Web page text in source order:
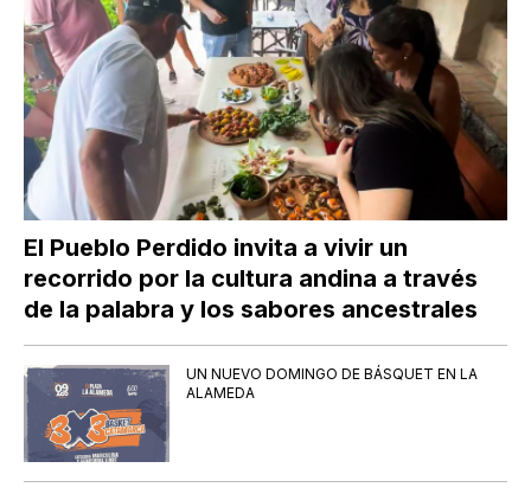
El Pueblo Perdido invita a vivir un
recorrido por la cultura andina a través
de la palabra y los sabores ancestrales
UN NUEVO DOMINGO DE BÁSQUET EN LA
ALAMEDA